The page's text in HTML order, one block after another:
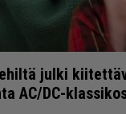
julki
AC/DC-